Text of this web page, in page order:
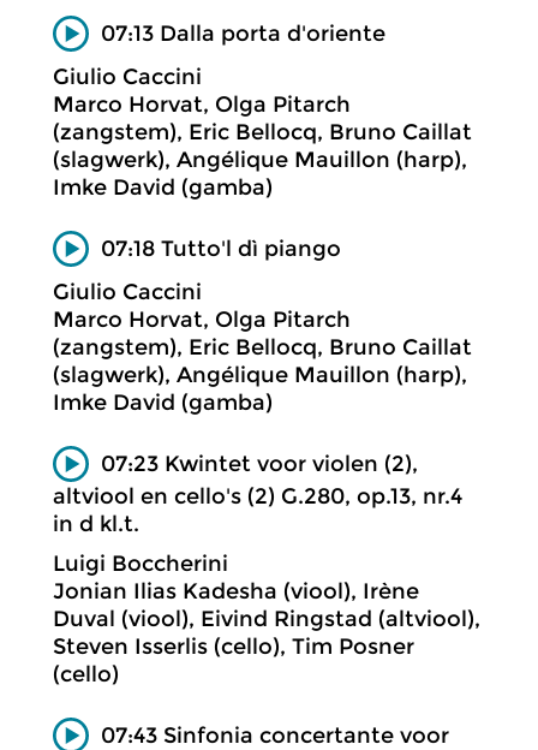
07:13 Dalla porta d'oriente
Giulio Caccini
Marco Horvat, Olga Pitarch
(zangstem), Eric Bellocq, Bruno Caillat
(slagwerk), Angélique Mauillon (harp),
Imke David (gamba)
07:18 Tutto'l dì piango
Giulio Caccini
Marco Horvat, Olga Pitarch
(zangstem), Eric Bellocq, Bruno Caillat
(slagwerk), Angélique Mauillon (harp),
Imke David (gamba)
07:23 Kwintet voor violen (2),
altviool en cello's (2) G.280, op.13, nr.4
in d kl.t.
Luigi Boccherini
Jonian Ilias Kadesha (viool), Irène
Duval (viool), Eivind Ringstad (altviool),
Steven Isserlis (cello), Tim Posner
(cello)
07:43 Sinfonia concertante voor